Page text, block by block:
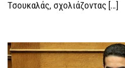
Τσουκαλάς, σχολιάζοντας […]